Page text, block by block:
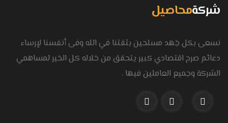
شركةمحاصيل
نسعى بكل جَهد مسلحين بثقتنا في الله وفى أنفسنا لإرساء
دعائم صرح اقتصادي كبير يتحقق من خلاله كل الخير لمساهمي
الشركة وجميع العاملين فيها .